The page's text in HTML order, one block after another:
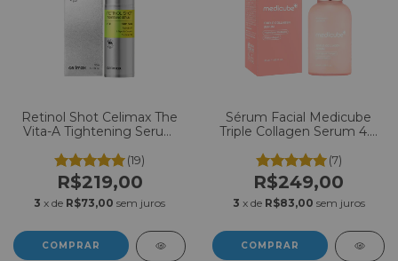
Retinol Shot Celimax The
Vita-A Tightening Serum
(19)
R$219,00
3 x de R$73,00 sem juros
Sérum Facial Medicube
Triple Collagen Serum 4.0
(7)
R$249,00
3 x de R$83,00 sem juros